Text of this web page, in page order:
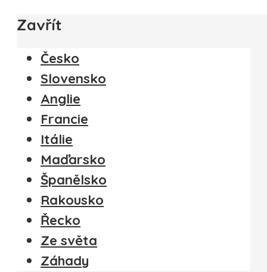
Zavřít
Česko
Slovensko
Anglie
Francie
Itálie
Maďarsko
Španělsko
Rakousko
Řecko
Ze světa
Záhady